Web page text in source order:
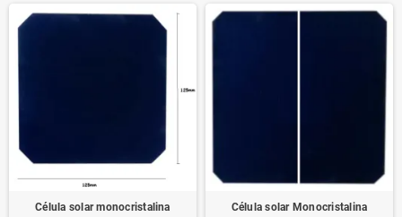
Célula solar monocristalina
Célula solar Monocristalina